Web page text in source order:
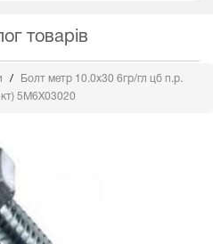
товарів
Болт метр 10.0х30 6гр/гл цб п.р.
5M6X03020